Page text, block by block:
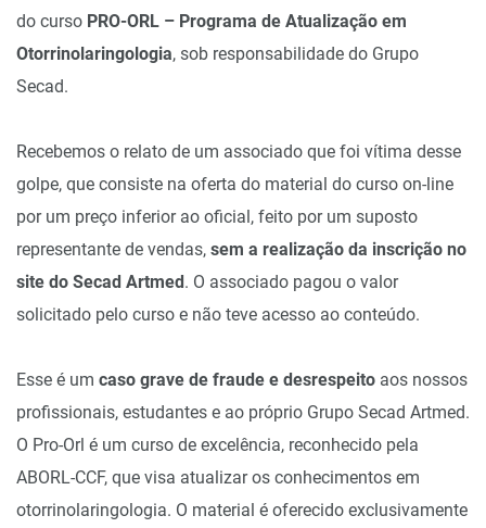
do curso PRO-ORL – Programa de Atualização em
Otorrinolaringologia, sob responsabilidade do Grupo
Secad.
Recebemos o relato de um associado que foi vítima desse
golpe, que consiste na oferta do material do curso on-line
por um preço inferior ao oficial, feito por um suposto
representante de vendas, sem a realização da inscrição no
site do Secad Artmed. O associado pagou o valor
solicitado pelo curso e não teve acesso ao conteúdo.
Esse é um caso grave de fraude e desrespeito aos nossos
profissionais, estudantes e ao próprio Grupo Secad Artmed.
O Pro-Orl é um curso de excelência, reconhecido pela
ABORL-CCF, que visa atualizar os conhecimentos em
otorrinolaringologia. O material é oferecido exclusivamente